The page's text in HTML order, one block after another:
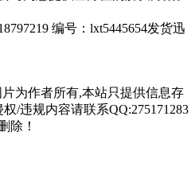
编号：lxt5445654发货迅
片为作者所有,本站只提供信息存
/违规内容请联系QQ:275171283
除！